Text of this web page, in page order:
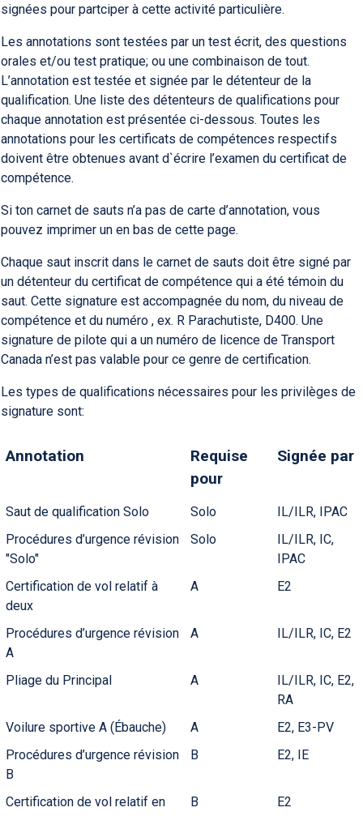
signées pour partciper à cette activité particulière.
Les annotations sont testées par un test écrit, des questions
orales et/ou test pratique; ou une combinaison de tout.
L’annotation est testée et signée par le détenteur de la
qualification. Une liste des détenteurs de qualifications pour
chaque annotation est présentée ci-dessous. Toutes les
annotations pour les certificats de compétences respectifs
doivent être obtenues avant d`écrire l’examen du certificat de
compétence.
Si ton carnet de sauts n’a pas de carte d’annotation, vous
pouvez imprimer un en bas de cette page.
Chaque saut inscrit dans le carnet de sauts doit être signé par
un détenteur du certificat de compétence qui a été témoin du
saut. Cette signature est accompagnée du nom, du niveau de
compétence et du numéro , ex. R Parachutiste, D400. Une
signature de pilote qui a un numéro de licence de Transport
Canada n’est pas valable pour ce genre de certification.
Les types de qualifications nécessaires pour les privilèges de
signature sont:
Annotation
Requise
pour
Signée par
Saut de qualification Solo Solo
IL/ILR, IPAC
Procédures d’urgence révision
"Solo"
Solo
IL/ILR, IC,
IPAC
Certification de vol relatif à
deux
A E2
Procédures d’urgence révision
A
A IL/ILR, IC, E2
Pliage du Principal A
IL/ILR, IC, E2,
RA
Voilure sportive A (Ébauche)
A
E2, E3-PV
Procédures d’urgence révision
B
B E2, IE
Certification de vol relatif en
B E2